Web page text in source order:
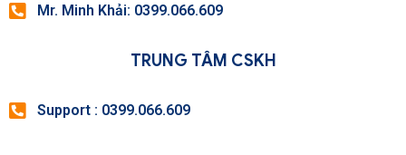
Mr. Minh Khải: 0399.066.609
TRUNG TÂM CSKH
Support : 0399.066.609